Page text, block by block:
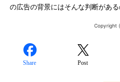
の広告の背景にはそんな判断がある
Copyright
Share Post